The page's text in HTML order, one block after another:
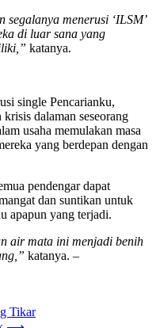
menerusi ‘ILSM’
di luar sana yang
katanya.
single Pencarianku,
dalaman seseorang
usaha memulakan masa
yang berdepan dengan
pendengar dapat
dan suntikan untuk
apapun yang terjadi.
air mata ini menjadi benih
katanya. –
Tikar